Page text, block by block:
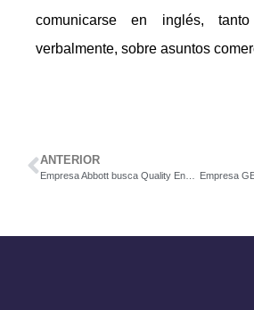
comunicarse en inglés,
verbalmente, sobre asuntos
ANTERIOR